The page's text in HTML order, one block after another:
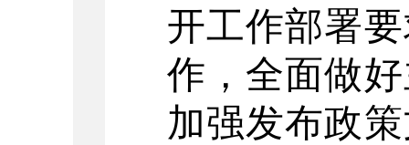
开工作部署
作，全面做好
加强发布政